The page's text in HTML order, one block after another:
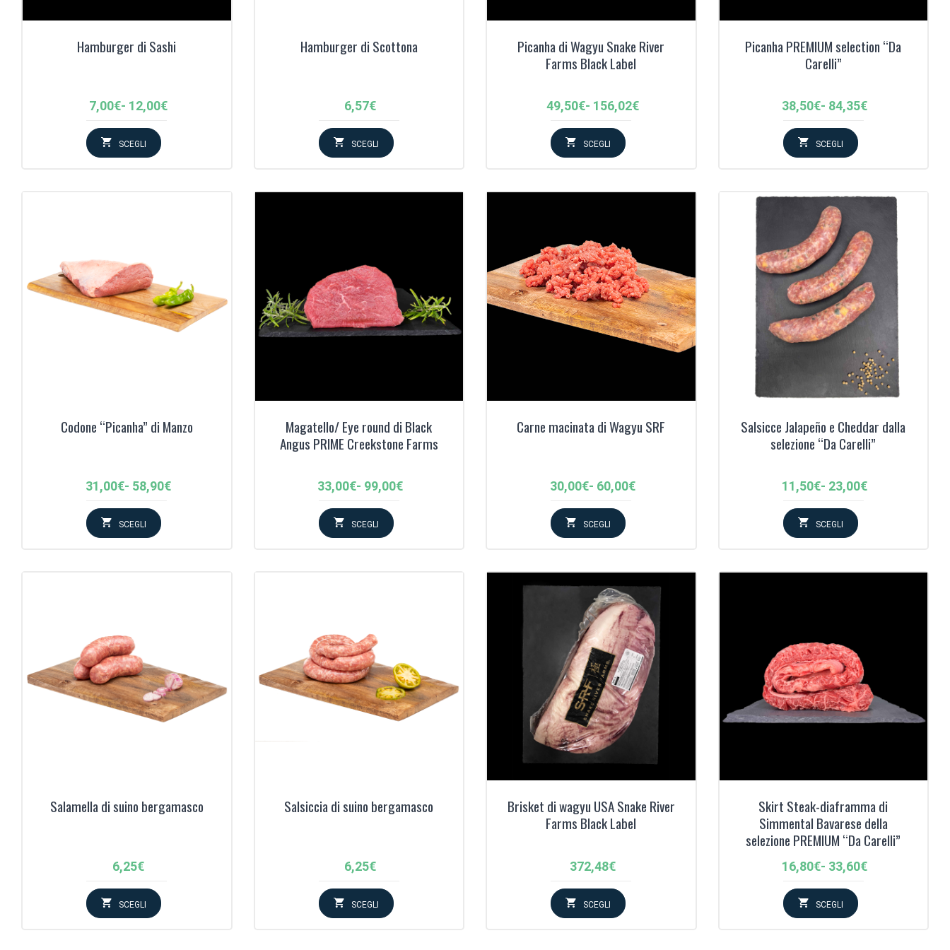
Hamburger di Sashi
7,00€- 12,00€
Fascia
prezzo:
da
SCEGLI
Hamburger di Scottona
6,57€
SCEGLI
Picanha di Wagyu Snake River
Farms Black Label
49,50€- 156,02€
Fascia
prezzo:
da
156,02€
SCEGLI
Picanha PREMIUM selection “Da
Carelli”
38,50€- 84,35€
Fascia
prezzo:
da
84,35€
SCEGLI
Codone “Picanha” di Manzo
31,00€- 58,90€
Fascia
prezzo:
da
SCEGLI
Magatello/ Eye round di Black
Angus PRIME Creekstone Farms
33,00€- 99,00€
Fascia
prezzo:
da
SCEGLI
Carne macinata di Wagyu SRF
30,00€- 60,00€
Fascia
prezzo:
da
60,00€
SCEGLI
Salsicce Jalapeño e Cheddar dalla
selezione “Da Carelli”
11,50€- 23,00€
Fascia
prezzo:
da
23,00€
SCEGLI
Salamella di suino bergamasco
6,25€
SCEGLI
Salsiccia di suino bergamasco
6,25€
SCEGLI
Brisket di wagyu USA Snake River
Farms Black Label
372,48€
SCEGLI
Skirt Steak-diaframma di
Simmental Bavarese della
selezione PREMIUM “Da Carelli”
16,80€- 33,60€
Fascia
prezzo:
da
SCEGLI